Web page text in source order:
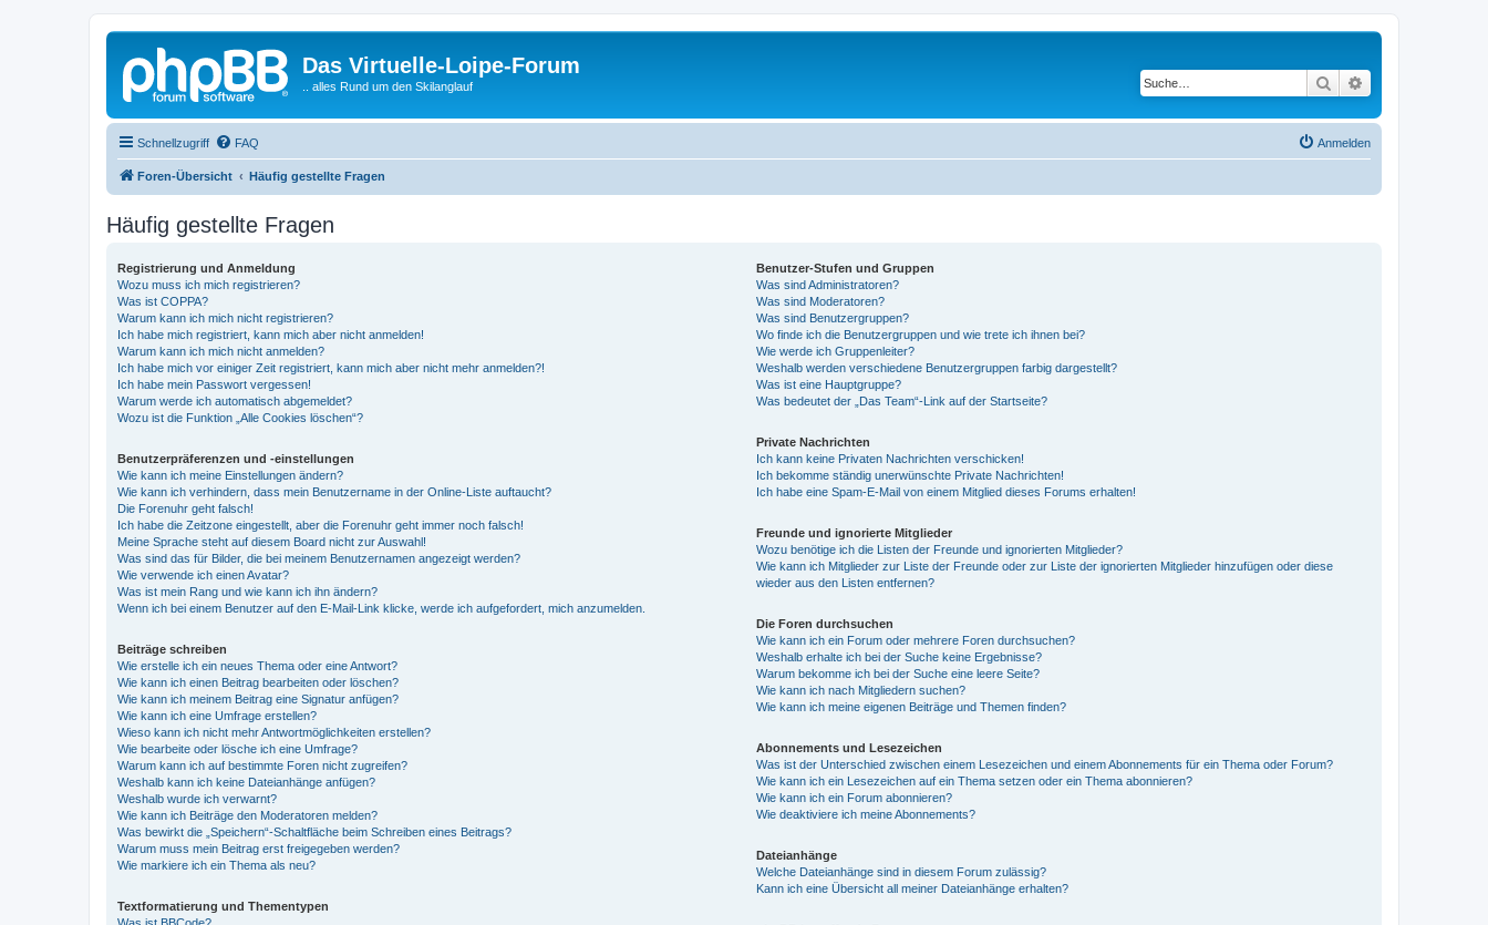
Das Virtuelle-Loipe-Forum
.. alles Rund um den Skilanglauf Suche
Schnellzugriff FAQ Anmelden
Foren-Übersicht Häufig gestellte Fragen
Häufig gestellte Fragen
Registrierung und Anmeldung
Wozu muss ich mich registrieren?
Was ist COPPA?
Warum kann ich mich nicht registrieren?
Ich habe mich registriert, kann mich aber nicht anmelden!
Warum kann ich mich nicht anmelden?
Ich habe mich vor einiger Zeit registriert, kann mich aber nicht mehr anmelden?!
Ich habe mein Passwort vergessen!
Warum werde ich automatisch abgemeldet?
Wozu ist die Funktion „Alle Cookies löschen“?
Benutzerpräferenzen und -einstellungen
Wie kann ich meine Einstellungen ändern?
Wie kann ich verhindern, dass mein Benutzername in der Online-Liste auftaucht?
Die Forenuhr geht falsch!
Ich habe die Zeitzone eingestellt, aber die Forenuhr geht immer noch falsch!
Meine Sprache steht auf diesem Board nicht zur Auswahl!
Was sind das für Bilder, die bei meinem Benutzernamen angezeigt werden?
Wie verwende ich einen Avatar?
Was ist mein Rang und wie kann ich ihn ändern?
Wenn ich bei einem Benutzer auf den E-Mail-Link klicke, werde ich aufgefordert, mich anzumelden.
Beiträge schreiben
Wie erstelle ich ein neues Thema oder eine Antwort?
Wie kann ich einen Beitrag bearbeiten oder löschen?
Wie kann ich meinem Beitrag eine Signatur anfügen?
Wie kann ich eine Umfrage erstellen?
Wieso kann ich nicht mehr Antwortmöglichkeiten erstellen?
Wie bearbeite oder lösche ich eine Umfrage?
Warum kann ich auf bestimmte Foren nicht zugreifen?
Weshalb kann ich keine Dateianhänge anfügen?
Weshalb wurde ich verwarnt?
Wie kann ich Beiträge den Moderatoren melden?
Was bewirkt die „Speichern“-Schaltfläche beim Schreiben eines Beitrags?
Warum muss mein Beitrag erst freigegeben werden?
Wie markiere ich ein Thema als neu?
Textformatierung und Thementypen
Was ist BBCode?
Benutzer-Stufen und Gruppen
Was sind Administratoren?
Was sind Moderatoren?
Was sind Benutzergruppen?
Wo finde ich die Benutzergruppen und wie trete ich ihnen bei?
Wie werde ich Gruppenleiter?
Weshalb werden verschiedene Benutzergruppen farbig dargestellt?
Was ist eine Hauptgruppe?
Was bedeutet der „Das Team“-Link auf der Startseite?
Private Nachrichten
Ich kann keine Privaten Nachrichten verschicken!
Ich bekomme ständig unerwünschte Private Nachrichten!
Ich habe eine Spam-E-Mail von einem Mitglied dieses Forums erhalten!
Freunde und ignorierte Mitglieder
Wozu benötige ich die Listen der Freunde und ignorierten Mitglieder?
Wie kann ich Mitglieder zur Liste der Freunde oder zur Liste der ignorierten Mitglieder hinzufügen oder diese
wieder aus den Listen entfernen?
Die Foren durchsuchen
Wie kann ich ein Forum oder mehrere Foren durchsuchen?
Weshalb erhalte ich bei der Suche keine Ergebnisse?
Warum bekomme ich bei der Suche eine leere Seite?
Wie kann ich nach Mitgliedern suchen?
Wie kann ich meine eigenen Beiträge und Themen finden?
Abonnements und Lesezeichen
Was ist der Unterschied zwischen einem Lesezeichen und einem Abonnements für ein Thema oder Forum?
Wie kann ich ein Lesezeichen auf ein Thema setzen oder ein Thema abonnieren?
Wie kann ich ein Forum abonnieren?
Wie deaktiviere ich meine Abonnements?
Dateianhänge
Welche Dateianhänge sind in diesem Forum zulässig?
Kann ich eine Übersicht all meiner Dateianhänge erhalten?